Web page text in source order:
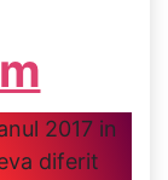
2017 in
diferit